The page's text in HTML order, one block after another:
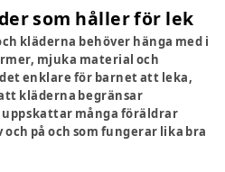
som håller för lek
kläderna behöver hänga med i
mjuka material och
enklare för barnet att leka,
kläderna begränsar
många föräldrar
på och som fungerar lika bra